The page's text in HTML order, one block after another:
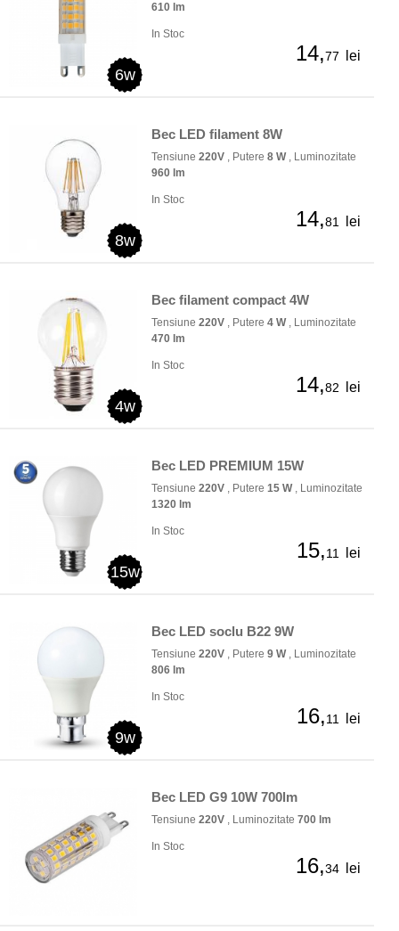
6w
610 lm
In Stoc
14,77 lei
8w
Bec LED filament 8W
Tensiune 220V , Putere 8 W, Luminozitate
960 lm
In Stoc
14,81 lei
4w
Bec filament compact 4W
Tensiune 220V , Putere 4 W, Luminozitate
470 lm
In Stoc
14,82 lei
15w
Bec LED PREMIUM 15W
Tensiune 220V , Putere 15 W, Luminozitate
1320 lm
In Stoc
15,11 lei
9w
Bec LED soclu B22 9W
Tensiune 220V , Putere 9 W, Luminozitate
806 lm
In Stoc
16,11 lei
Bec LED G9 10W 700lm
Tensiune 220V , Luminozitate 700 lm
In Stoc
16,34 lei